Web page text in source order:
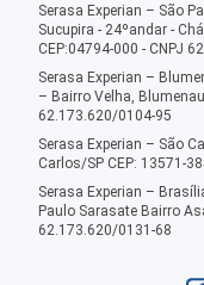
Serasa Experian – São
Sucupira - 24ºandar -
CEP:04794-000 - CNPJ
Serasa Experian –
– Bairro Velha,
62.173.620/0104-95
Serasa Experian – São
Carlos/SP CEP: 13571-
Serasa Experian –
Paulo Sarasate Bairro
62.173.620/0131-68